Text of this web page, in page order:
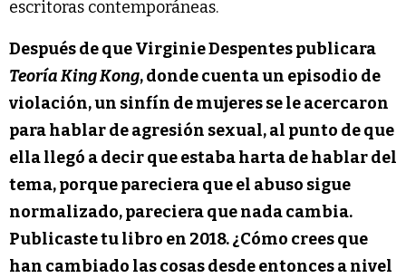
escritoras contemporáneas.
Después de que Virginie Despentes publicara
Teoría King Kong, donde cuenta un episodio de
violación, un sinfín de mujeres se le acercaron
para hablar de agresión sexual, al punto de que
ella llegó a decir que estaba harta de hablar del
tema, porque pareciera que el abuso sigue
normalizado, pareciera que nada cambia.
Publicaste tu libro en 2018. ¿Cómo crees que
han cambiado las cosas desde entonces a nivel